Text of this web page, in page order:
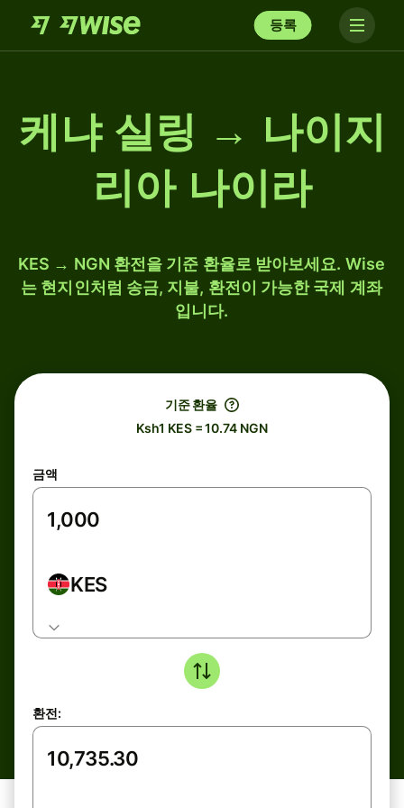
등록
케냐 실링 → 나이지
리아 나이라
KES → NGN 환전을 기준 환율로 받아보세요. Wise
는 현지인처럼 송금, 지불, 환전이 가능한 국제 계좌
입니다.
기준 환율
Ksh1 KES = 10.74 NGN
금액
KES
환전: